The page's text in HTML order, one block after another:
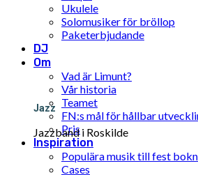
Ukulele
Solomusiker för bröllop
Paketerbjudande
DJ
Om
Vad är Limunt?
Vår historia
Teamet
FN:s mål för hållbar
Pris
Inspiration
Populära musik till fest
Cases
Jazz
Jazzband i Roskilde